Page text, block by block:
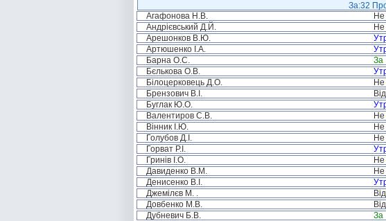
За:32
Агафонова Н.В.
Не
Андрієвський Д.Й.
Не
Арешонков В.Ю.
Артюшенко І.А.
Барна О.С.
За
Бєлькова О.В.
Білоцерковець Д.О.
Не
Брензович В.І.
Буглак Ю.О.
Валентиров С.В.
Не
Вінник І.Ю.
Не
Голубов Д.І.
Не
Горват Р.І.
Гринів І.О.
Не
Давиденко В.М.
Не
Денисенко В.І.
Джемілєв М. .
Довбенко М.В.
Дубневич Б.В.
За